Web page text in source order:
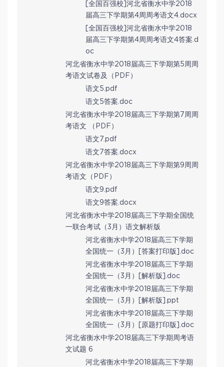
[全国百强校]河北省衡水中学2018
届高三下学期第4周周考语文4.docx
[全国百强校]河北省衡水中学2018
届高三下学期第4周周考语文4答案.d
oc
河北省衡水中学2018届高三下学期第5周周
考语文试卷及（PDF）
语文5.pdf
语文5答案.doc
河北省衡水中学2018届高三下学期第7周周
考语文 （PDF）
语文7.pdf
语文7答案.docx
河北省衡水中学2018届高三下学期第9周周
考语文（PDF）
语文9.pdf
语文9答案.docx
河北省衡水中学2018届高三下学期全国统
一联合考试（3月）语文解析版
河北省衡水中学2018届高三下学期
全国统一（3月）[答案打印版].doc
河北省衡水中学2018届高三下学期
全国统一（3月）[解析版].doc
河北省衡水中学2018届高三下学期
全国统一（3月）[解析版].ppt
河北省衡水中学2018届高三下学期
全国统一（3月）[原题打印版].doc
河北省衡水中学2018届高三下学期周考语
文试题 6
河北省衡水中学2018届高三下学期